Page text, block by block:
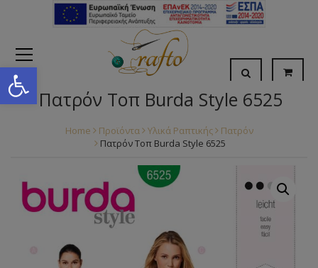
Open toolbar
Πατρόν Τοπ Burda Style 6525
Home Προϊόντα Υλικά Ραπτικής
Πατρόν
Πατρόν Τοπ Burda Style 6525